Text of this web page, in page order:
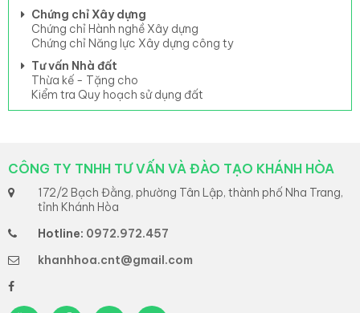
Chứng chỉ Xây dựng
Chứng chỉ Hành nghề Xây dựng
Chứng chỉ Năng lực Xây dựng công ty
Tư vấn Nhà đất
Thừa kế - Tặng cho
Kiểm tra Quy hoạch sử dụng đất
CÔNG TY TNHH TƯ VẤN VÀ ĐÀO TẠO KHÁNH HÒA
172/2 Bạch Đằng, phường Tân Lập, thành phố Nha Trang,
tỉnh Khánh Hòa
Hotline: 0972.972.457
khanhhoa.cnt@gmail.com